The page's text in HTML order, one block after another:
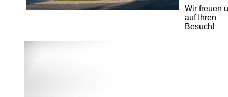
Wir freuen
auf Ihren
Besuch!